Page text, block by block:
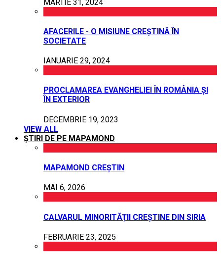
MARTIE 31, 2024
AFACERILE - O MISIUNE CREȘTINĂ ÎN
SOCIETATE
IANUARIE 29, 2024
PROCLAMAREA EVANGHELIEI ÎN ROMÂNIA ȘI
ÎN EXTERIOR
DECEMBRIE 19, 2023
VIEW ALL
ȘTIRI DE PE MAPAMOND
MAPAMOND CREȘTIN
MAI 6, 2026
CALVARUL MINORITĂȚII CREȘTINE DIN SIRIA
FEBRUARIE 23, 2025